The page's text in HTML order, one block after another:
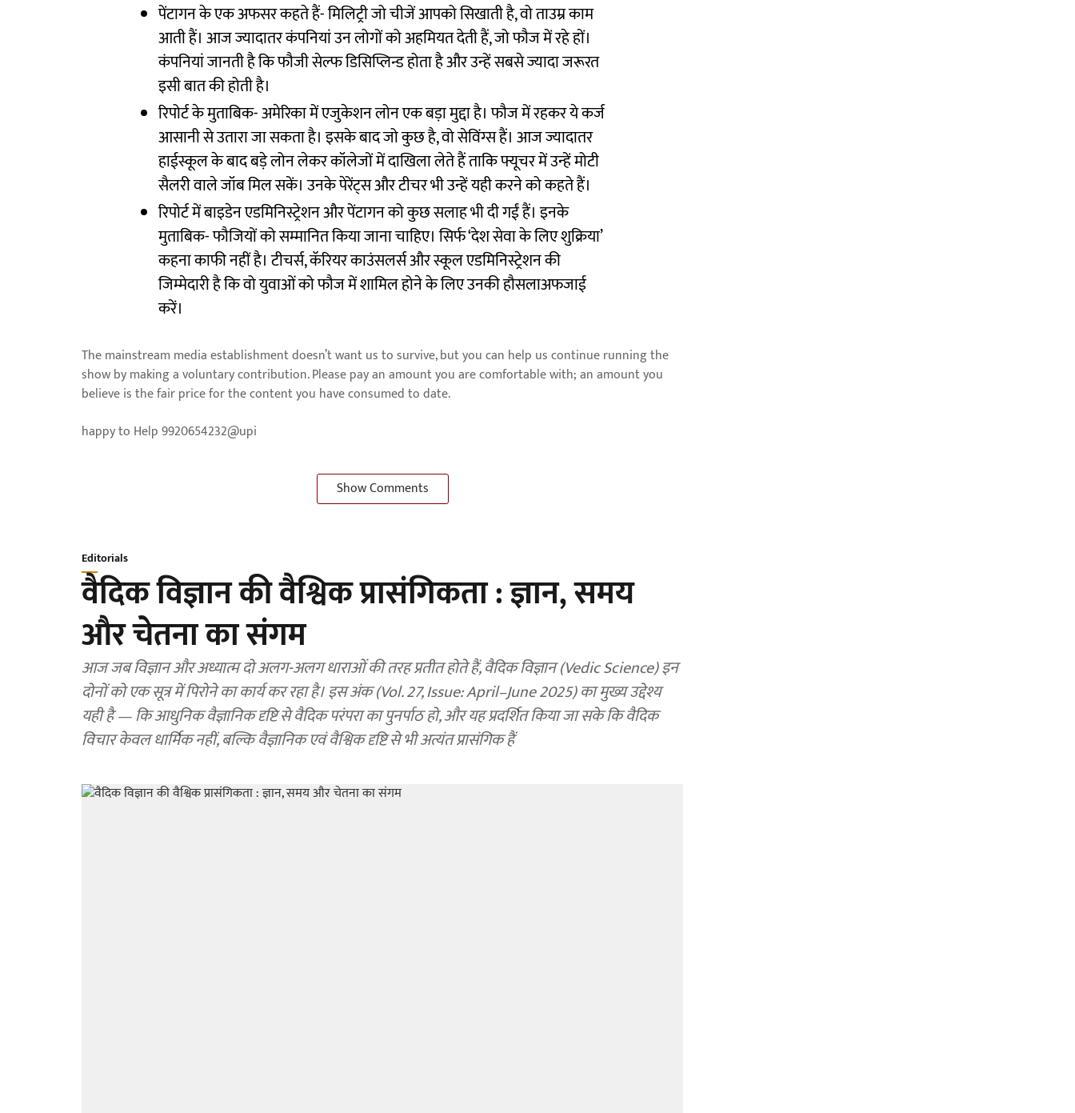
पेंटागन के एक अफसर कहते हैं- मिलिट्री जो चीजें आपको सिखाती है, वो ताउम्र काम
आती हैं। आज ज्यादातर कंपनियां उन लोगों को अहमियत देती हैं, जो फौज में रहे हों।
कंपनियां जानती है कि फौजी सेल्फ डिसिप्लिन्ड होता है और उन्हें सबसे ज्यादा जरूरत
इसी बात की होती है।
रिपोर्ट के मुताबिक- अमेरिका में एजुकेशन लोन एक बड़ा मुद्दा है। फौज में रहकर ये कर्ज
आसानी से उतारा जा सकता है। इसके बाद जो कुछ है, वो सेविंग्स हैं। आज ज्यादातर
हाईस्कूल के बाद बड़े लोन लेकर कॉलेजों में दाखिला लेते हैं ताकि फ्यूचर में उन्हें मोटी
सैलरी वाले जॉब मिल सकें। उनके पेरेंट्स और टीचर भी उन्हें यही करने को कहते हैं।
रिपोर्ट में बाइडेन एडमिनिस्ट्रेशन और पेंटागन को कुछ सलाह भी दी गईं हैं। इनके
मुताबिक- फौजियों को सम्मानित किया जाना चाहिए। सिर्फ ‘देश सेवा के लिए शुक्रिया’
कहना काफी नहीं है। टीचर्स, कॅरियर काउंसलर्स और स्कूल एडमिनिस्ट्रेशन की
जिम्मेदारी है कि वो युवाओं को फौज में शामिल होने के लिए उनकी हौसलाअफजाई
करें।
The mainstream media establishment doesn’t want us to survive, but you can help us continue running the
show by making a voluntary contribution. Please pay an amount you are comfortable with; an amount you
believe is the fair price for the content you have consumed to date.
happy to Help 9920654232@upi
Show Comments
Editorials
वैदिक विज्ञान की वैश्विक प्रासंगिकता : ज्ञान, समय
और चेतना का संगम
आज जब विज्ञान और अध्यात्म दो अलग-अलग धाराओं की तरह प्रतीत होते हैं, वैदिक विज्ञान (Vedic Science) इन
दोनों को एक सूत्र में पिरोने का कार्य कर रहा है। इस अंक (Vol. 27, Issue: April–June 2025) का मुख्य उद्देश्य
यही है — कि आधुनिक वैज्ञानिक दृष्टि से वैदिक परंपरा का पुनर्पाठ हो, और यह प्रदर्शित किया जा सके कि वैदिक
विचार केवल धार्मिक नहीं, बल्कि वैज्ञानिक एवं वैश्विक दृष्टि से भी अत्यंत प्रासंगिक हैं